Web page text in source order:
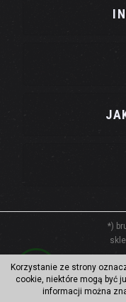
*)
Korzystanie ze strony
cookie, niektóre mogą być
informacji można